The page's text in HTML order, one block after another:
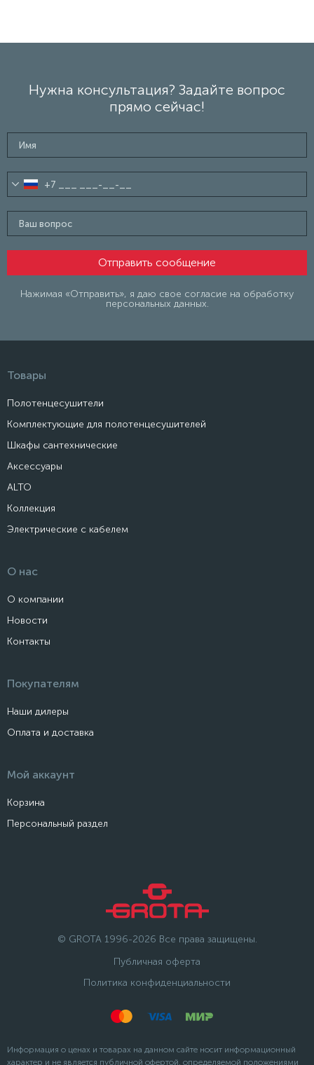
Нужна консультация? Задайте вопрос
прямо сейчас!
Нажимая «Отправить», я даю свое согласие на обработку
персональных данных.
Товары
Полотенцесушители
Комплектующие для полотенцесушителей
Шкафы сантехнические
Аксессуары
ALTO
Коллекция
Электрические с кабелем
О нас
О компании
Новости
Контакты
Покупателям
Наши дилеры
Оплата и доставка
Мой аккаунт
Корзина
Персональный раздел
© GROTA 1996-2026 Все права защищены.
Информация о ценах и товарах на данном сайте носит информационный
характер и не является публичной офертой, определяемой положениями
Публичная оферта
Политика конфиденциальности